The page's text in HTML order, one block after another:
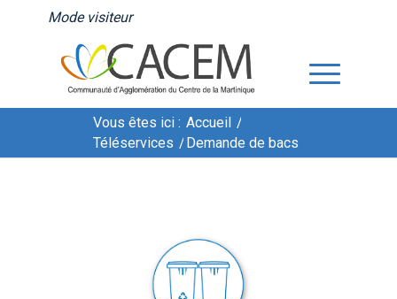
Mode visiteur
Vous êtes ici : Accueil /
Téléservices / Demande de bacs